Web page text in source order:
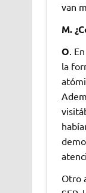
van
M.
O.
la
Otro